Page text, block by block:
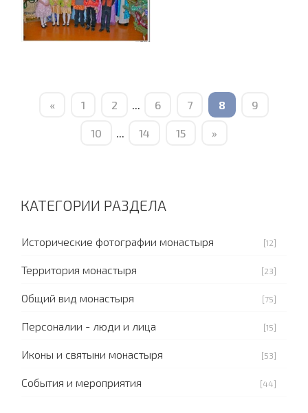
« 1 2 6 7 8 9
10 14 15 »
КАТЕГОРИИ РАЗДЕЛА
Исторические фотографии монастыря [12]
Территория монастыря [23]
Общий вид монастыря [75]
Персоналии - люди и лица [15]
Иконы и святыни монастыря [53]
События и мероприятия [44]